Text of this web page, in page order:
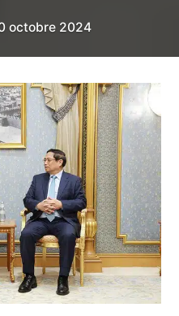
octobre 2024